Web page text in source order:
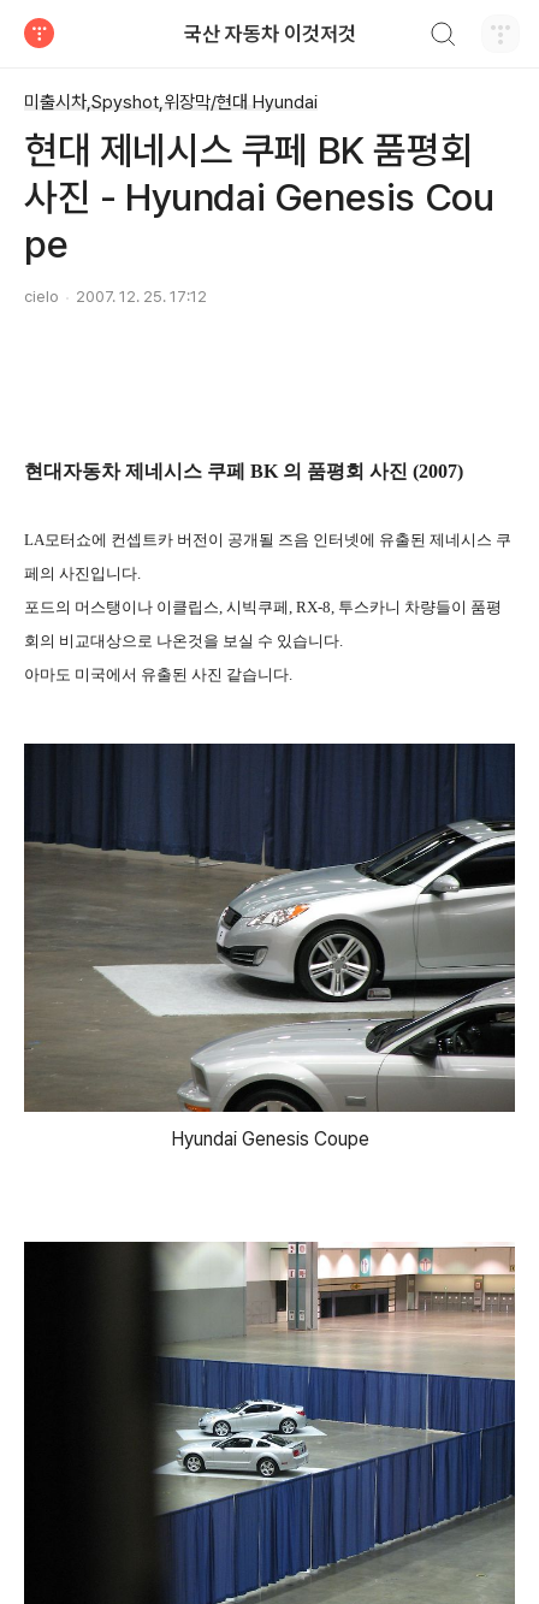
국산 자동차 이것저것
미출시차,Spyshot,위장막/현대 Hyundai
현대 제네시스 쿠페 BK 품평회
사진 - Hyundai Genesis Cou
pe
cielo 2007. 12. 25. 17:12
현대자동차 제네시스 쿠페 BK 의 품평회 사진 (2007)
LA모터쇼에 컨셉트카 버전이 공개될 즈음 인터넷에 유출된 제네시스 쿠
페의 사진입니다.
포드의 머스탱이나 이클립스, 시빅쿠페, RX-8, 투스카니 차량들이 품평
회의 비교대상으로 나온것을 보실 수 있습니다.
아마도 미국에서 유출된 사진 같습니다.
Hyundai Genesis Coupe